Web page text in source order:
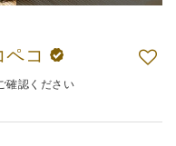
ペコ
確認ください